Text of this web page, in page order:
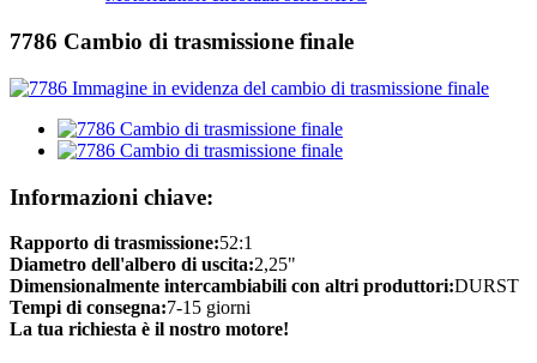
7786 Cambio di trasmissione finale
Informazioni chiave:
Rapporto di trasmissione:52:1
Diametro dell'albero di uscita:2,25"
Dimensionalmente intercambiabili con altri produttori:DURST
Tempi di consegna:7-15 giorni
La tua richiesta è il nostro motore!